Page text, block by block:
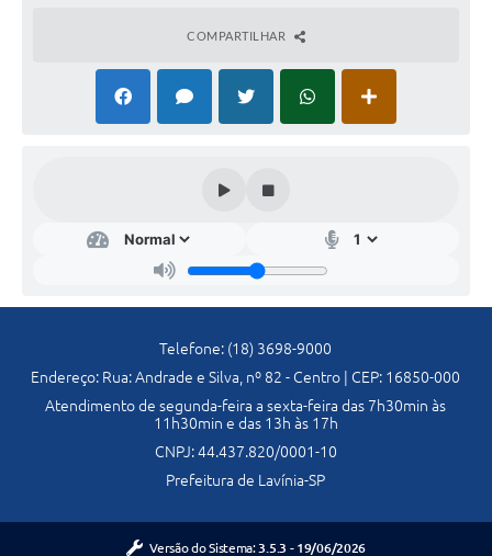
Meio Ambiente
COMPARTILHAR
Telefone: (18) 3698-9000
Endereço: Rua: Andrade e Silva, nº 82 - Centro | CEP: 16850-000
Atendimento de segunda-feira a sexta-feira das 7h30min às
11h30min e das 13h às 17h
CNPJ: 44.437.820/0001-10
Prefeitura de Lavínia-SP
Versão do Sistema: 3.5.3 - 19/06/2026